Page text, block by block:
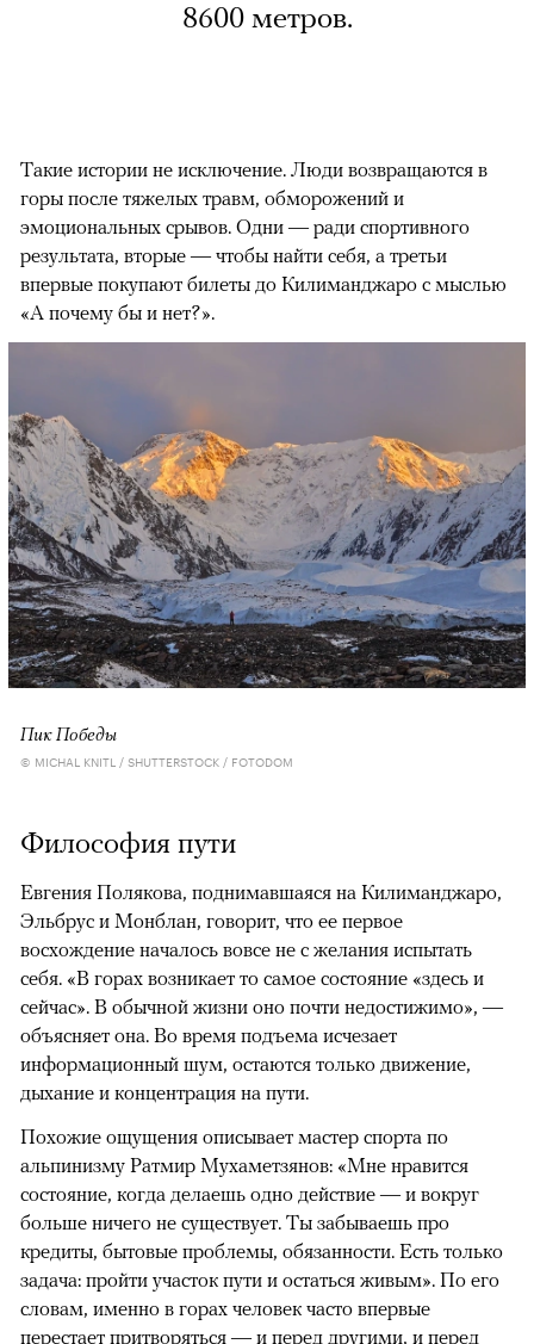
8600 метров.
Такие истории не исключение. Люди возвращаются в
горы после тяжелых травм, обморожений и
эмоциональных срывов. Одни — ради спортивного
результата, вторые — чтобы найти себя, а третьи
впервые покупают билеты до Килиманджаро с мыслью
«А почему бы и нет?».
Пик Победы
© MICHAL KNITL / SHUTTERSTOCK / FOTODOM
Философия пути
Евгения Полякова, поднимавшаяся на Килиманджаро,
Эльбрус и Монблан, говорит, что ее первое
восхождение началось вовсе не с желания испытать
себя. «В горах возникает то самое состояние «здесь и
сейчас». В обычной жизни оно почти недостижимо», —
объясняет она. Во время подъема исчезает
информационный шум, остаются только движение,
дыхание и концентрация на пути.
Похожие ощущения описывает мастер спорта по
альпинизму Ратмир Мухаметзянов: «Мне нравится
состояние, когда делаешь одно действие — и вокруг
больше ничего не существует. Ты забываешь про
кредиты, бытовые проблемы, обязанности. Есть только
задача: пройти участок пути и остаться живым». По его
словам, именно в горах человек часто впервые
перестает притворяться — и перед другими, и перед